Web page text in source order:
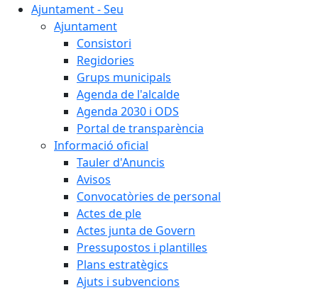
Ajuntament - Seu
Ajuntament
Consistori
Regidories
Grups municipals
Agenda de l'alcalde
Agenda 2030 i ODS
Portal de transparència
Informació oficial
Tauler d'Anuncis
Avisos
Convocatòries de personal
Actes de ple
Actes junta de Govern
Pressupostos i plantilles
Plans estratègics
Ajuts i subvencions